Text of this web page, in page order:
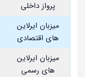
پرواز داخلی
میزبان ایرلاین
های اقتصادی
میزبان ایرلاین
های رسمی